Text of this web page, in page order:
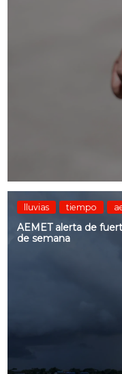
lluvias tiempo
AEMET alerta de
de semana